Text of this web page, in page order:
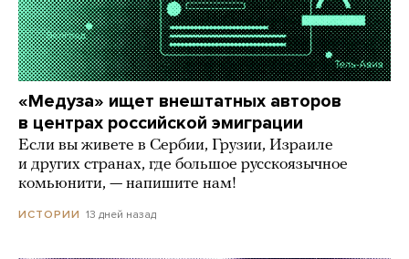
«Медуза» ищет внештатных авторов
в центрах российской эмиграции
Если вы живете в Сербии, Грузии, Израиле
и других странах, где большое русскоязычное
комьюнити, — напишите нам!
ИСТОРИИ 13 дней назад